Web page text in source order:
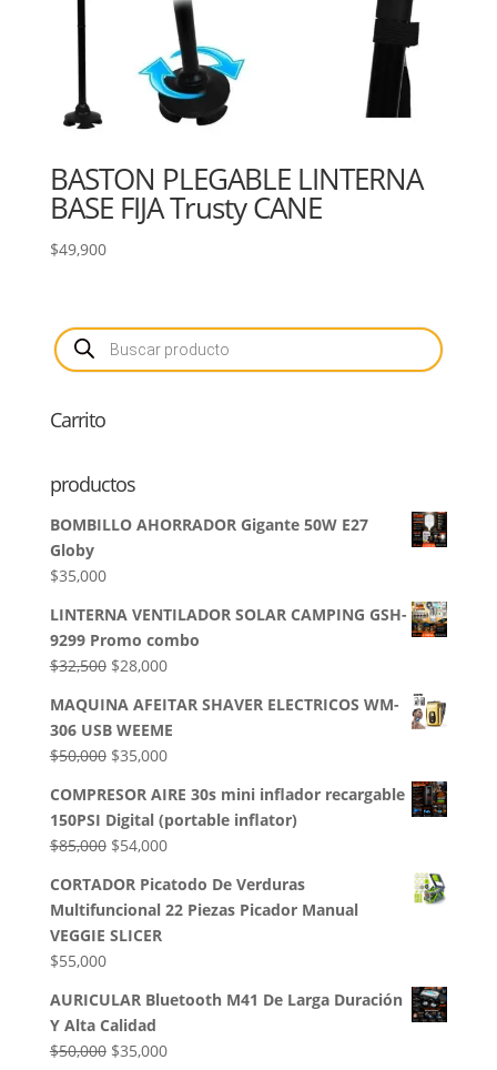
BASTON PLEGABLE LINTERNA
BASE FIJA Trusty CANE
$49,900
Búsqueda
de
productos
Carrito
productos
BOMBILLO AHORRADOR Gigante 50W E27
Globy
$35,000
LINTERNA VENTILADOR SOLAR CAMPING GSH-
9299 Promo combo
$32,500 El
original
era:
$32,500.
$28,000El
actual
es:
$28,000.
MAQUINA AFEITAR SHAVER ELECTRICOS WM-
306 USB WEEME
$50,000 El
original
era:
$50,000.
$35,000El
actual
es:
$35,000.
COMPRESOR AIRE 30s mini inflador recargable
150PSI Digital (portable inflator)
$85,000 El
original
era:
$85,000.
$54,000El
actual
es:
CORTADOR Picatodo De Verduras
Multifuncional 22 Piezas Picador Manual
VEGGIE SLICER
$55,000
AURICULAR Bluetooth M41 De Larga Duración
Y Alta Calidad
$50,000 El
$35,000El